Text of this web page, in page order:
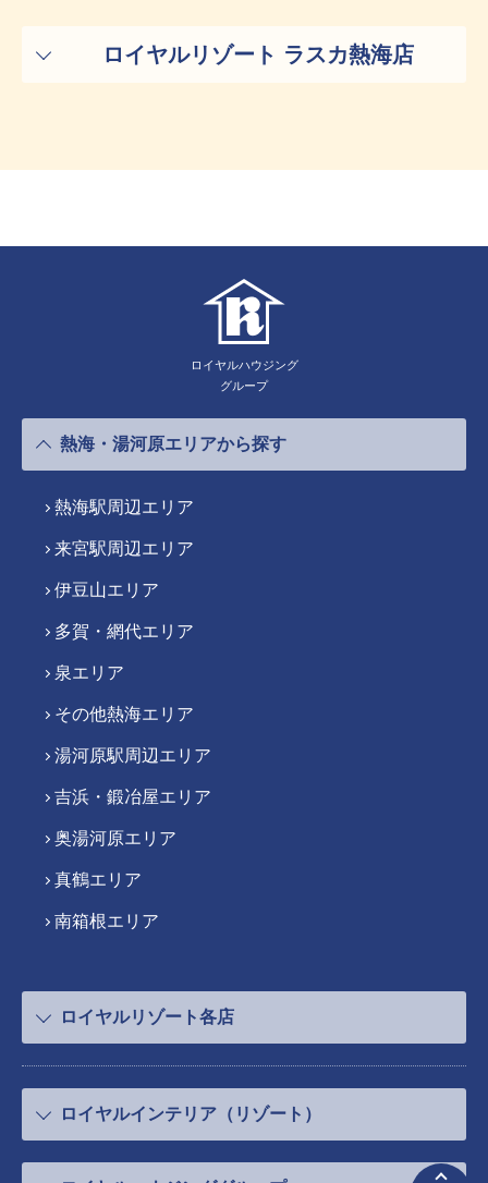
ロイヤルリゾート ラスカ熱海店
ロイヤルハウジング
グループ
熱海・湯河原エリアから探す
熱海駅周辺エリア
来宮駅周辺エリア
伊豆山エリア
多賀・網代エリア
泉エリア
その他熱海エリア
湯河原駅周辺エリア
吉浜・鍛冶屋エリア
奥湯河原エリア
真鶴エリア
南箱根エリア
ロイヤルリゾート各店
ロイヤルインテリア（リゾート）